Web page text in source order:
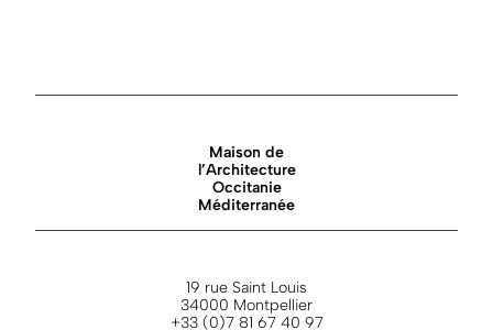
Maison de
l’Architecture
Occitanie
Méditerranée
19 rue Saint Louis
34000 Montpellier
+33 (0)7 81 67 40 97